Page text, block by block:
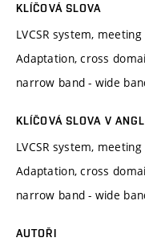
KLÍČOVÁ SLOVA
LVCSR system,
Adaptation, cross
narrow band - wide
KLÍČOVÁ SLOVA V
LVCSR system,
Adaptation, cross
narrow band - wide
AUTOŘI